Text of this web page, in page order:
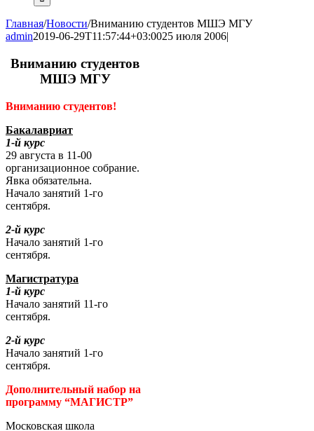
Главная/Новости/Вниманию студентов МШЭ МГУ
admin2019-06-29T11:57:44+03:0025 июля 2006|
Вниманию студентов
МШЭ МГУ
Вниманию студентов!
Бакалавриат
1-й курс
29 августа в 11-00
организационное собрание.
Явка обязательна.
Начало занятий 1-го
сентября.
2-й курс
Начало занятий 1-го
сентября.
Магистратура
1-й курс
Начало занятий 11-го
сентября.
2-й курс
Начало занятий 1-го
сентября.
Дополнительный набор на
программу “МАГИСТР”
Московская школа